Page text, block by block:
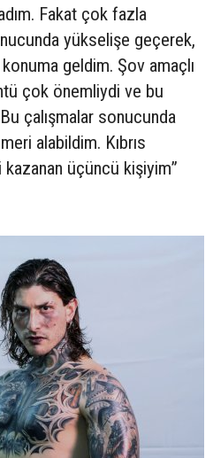
Fakat çok fazla
yükselişe geçerek,
geldim. Şov amaçlı
çok önemliydi ve bu
çalışmalar sonucunda
alabildim. Kıbrıs
üçüncü kişiyim”